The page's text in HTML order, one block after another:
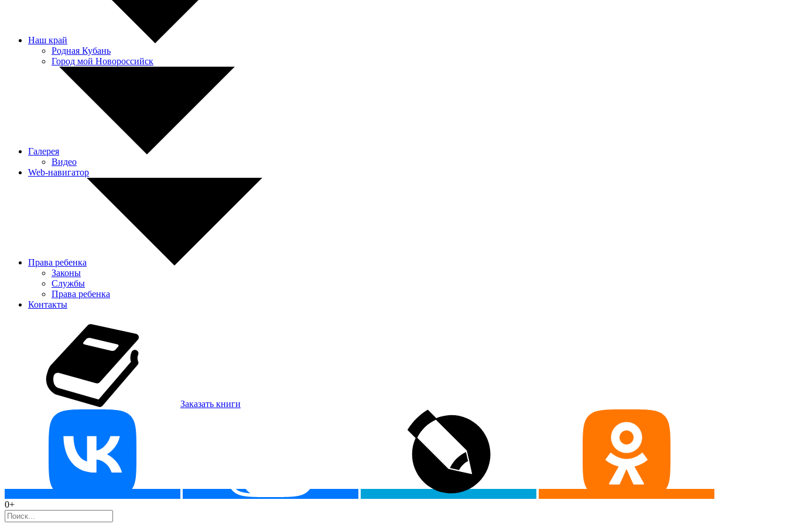
Наш край
Родная Кубань
Город мой Новороссийск
Галерея
Видео
Web-навигатор
Права ребенка
Законы
Службы
Права ребенка
Контакты
Заказать книги
0+